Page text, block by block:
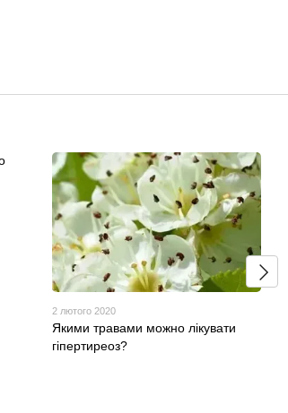
2 лютого 2020
Якими травами можно лікувати
гіпертиреоз?